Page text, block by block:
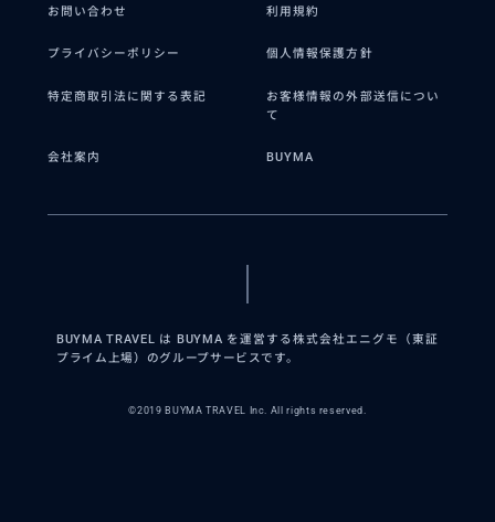
お問い合わせ 利用規約
プライバシーポリシー 個人情報保護方針
特定商取引法に関する表記
お客様情報の外部送信につい
て
会社案内 BUYMA
BUYMA TRAVEL は BUYMA を運営する株式会社エニグモ（東証
プライム上場）のグループサービスです。
©2019 BUYMA TRAVEL Inc. All rights reserved.